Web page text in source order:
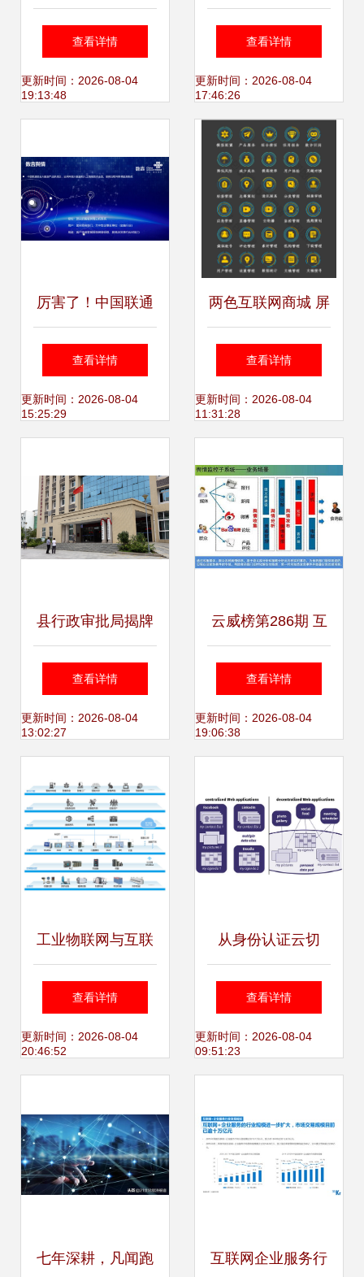
联网婚恋市场 规模
逼近十亿，双重挑
查看详情
更新时间：2026-08-04
19:13:48
工业互联网实践与
数据服务应用
查看详情
更新时间：2026-08-04
17:46:26
厉害了！中国联通
金融大数据产品竟
然这么强！
查看详情
更新时间：2026-08-04
15:25:29
两色互联网商城 屏
幕数据图标的创新
设计与数据服务赋
查看详情
更新时间：2026-08-04
11:31:28
县行政审批局揭牌
成立，开启“互联网
+数据服务”新篇章
查看详情
更新时间：2026-08-04
13:02:27
云威榜第286期 互
联网数据服务赋能
智慧食药，大数据
查看详情
更新时间：2026-08-04
19:06:38
工业物联网与互联
网数据服务 共筑智
能制造的基石
查看详情
更新时间：2026-08-04
20:46:52
从身份认证云切
入，蒸汽记忆欲助
C端重掌数据使用
查看详情
更新时间：2026-08-04
09:51:23
七年深耕，凡闻跑 互联网企业服务行